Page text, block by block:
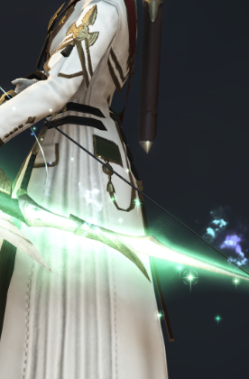
マスク
フルフェイス
頭装備ギミックあり
ネイル
ノースリーブ
半袖